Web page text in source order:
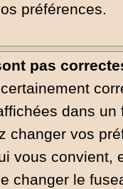
préférences.
pas
dans
changer vos
vous convient,
changer le